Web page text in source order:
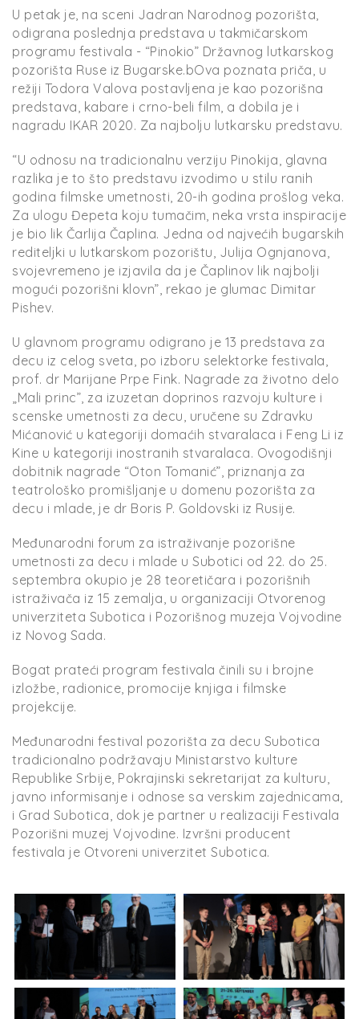
U petak je, na sceni Jadran Narodnog pozorišta,
odigrana poslednja predstava u takmičarskom
programu festivala - “Pinokio” Državnog lutkarskog
pozorišta Ruse iz Bugarske.bOva poznata priča, u
režiji Todora Valova postavljena je kao pozorišna
predstava, kabare i crno-beli film, a dobila je i
nagradu IKAR 2020. Za najbolju lutkarsku predstavu.
“U odnosu na tradicionalnu verziju Pinokija, glavna
razlika je to što predstavu izvodimo u stilu ranih
godina filmske umetnosti, 20-ih godina prošlog veka.
Za ulogu Đepeta koju tumačim, neka vrsta inspiracije
je bio lik Čarlija Čaplina. Jedna od najvećih bugarskih
rediteljki u lutkarskom pozorištu, Julija Ognjanova,
svojevremeno je izjavila da je Čaplinov lik najbolji
mogući pozorišni klovn”, rekao je glumac Dimitar
Pishev.
U glavnom programu odigrano je 13 predstava za
decu iz celog sveta, po izboru selektorke festivala,
prof. dr Marijane Prpe Fink. Nagrade za životno delo
„Mali princ”, za izuzetan doprinos razvoju kulture i
scenske umetnosti za decu, uručene su Zdravku
Mićanović u kategoriji domaćih stvaralaca i Feng Li iz
Kine u kategoriji inostranih stvaralaca. Ovogodišnji
dobitnik nagrade “Oton Tomanić”, priznanja za
teatrološko promišljanje u domenu pozorišta za
decu i mlade, je dr Boris P. Goldovski iz Rusije.
Međunarodni forum za istraživanje pozorišne
umetnosti za decu i mlade u Subotici od 22. do 25.
septembra okupio je 28 teoretičara i pozorišnih
istraživača iz 15 zemalja, u organizaciji Otvorenog
univerziteta Subotica i Pozorišnog muzeja Vojvodine
iz Novog Sada.
Bogat prateći program festivala činili su i brojne
izložbe, radionice, promocije knjiga i filmske
projekcije.
Međunarodni festival pozorišta za decu Subotica
tradicionalno podržavaju Ministarstvo kulture
Republike Srbije, Pokrajinski sekretarijat za kulturu,
javno informisanje i odnose sa verskim zajednicama,
i Grad Subotica, dok je partner u realizaciji Festivala
Pozorišni muzej Vojvodine. Izvršni producent
festivala je Otvoreni univerzitet Subotica.